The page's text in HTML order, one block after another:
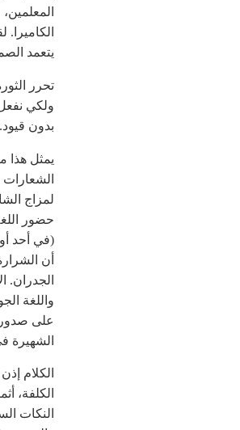
يتعمد
تحرر
ولكي
بدون قيود.
يمثل هذا
الشعارات
لمزاج
حضور
(في أحد
أن
الجدران.
واللغة
على
الشهيرة
الكلام
الكلفة،
النكات